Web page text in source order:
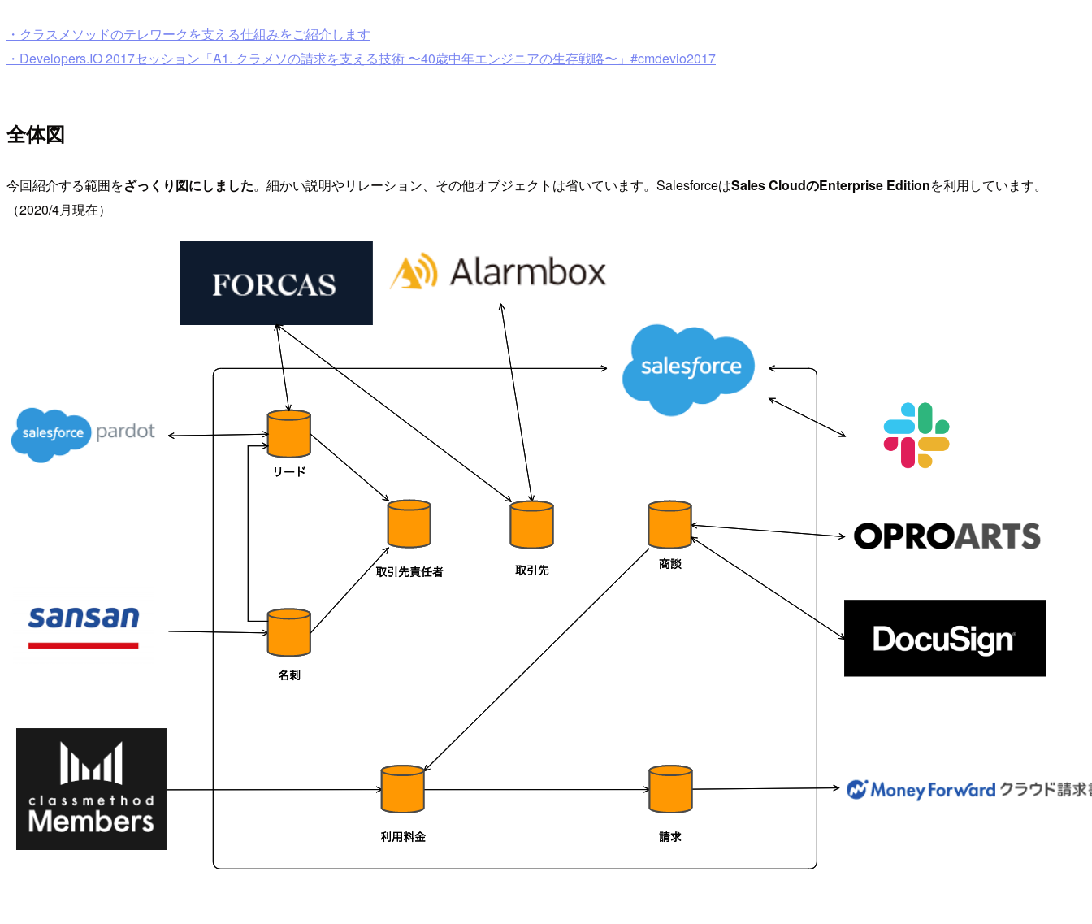
・クラスメソッドのテレワークを支える仕組みをご紹介します
・Developers.IO 2017セッション「A1. クラメソの請求を支える技術 〜40歳中年エンジニアの生存戦略〜」#cmdevio2017
全体図
今回紹介する範囲をざっくり図にしました。細かい説明やリレーション、その他オブジェクトは省いています。SalesforceはSales CloudのEnterprise Editionを利用しています。
（2020/4月現在）